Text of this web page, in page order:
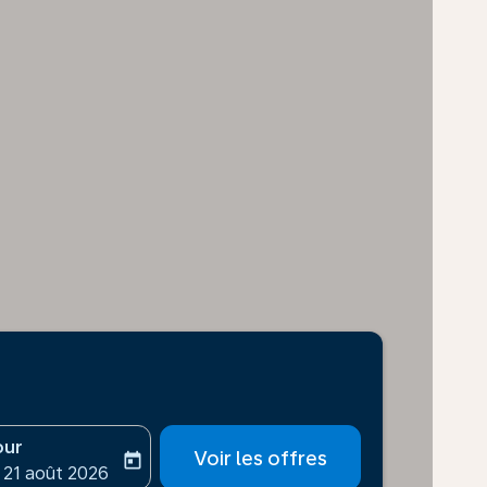
aria-labelreturn-date-aria-label
août 2026
today Voir les offres